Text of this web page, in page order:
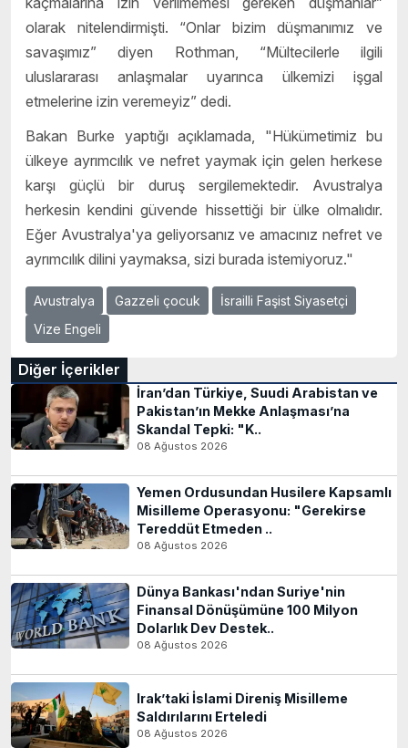
olarak nitelendirmişti. “Onlar bizim düşmanımız ve
savaşımız” diyen Rothman, “Mültecilerle ilgili
uluslararası anlaşmalar uyarınca ülkemizi işgal
etmelerine izin veremeyiz” dedi.
Bakan Burke yaptığı açıklamada, "Hükümetimiz bu
ülkeye ayrımcılık ve nefret yaymak için gelen herkese
karşı güçlü bir duruş sergilemektedir. Avustralya
herkesin kendini güvende hissettiği bir ülke olmalıdır.
Eğer Avustralya'ya geliyorsanız ve amacınız nefret ve
ayrımcılık dilini yaymaksa, sizi burada istemiyoruz."
Avustralya Gazzeli çocuk
İsrailli Faşist Siyasetçi
Vize Engeli
Diğer İçerikler
İran’dan Türkiye, Suudi Arabistan ve
Pakistan’ın Mekke Anlaşması’na
Skandal Tepki: "K..
08 Ağustos 2026
Yemen Ordusundan Husilere Kapsamlı
Misilleme Operasyonu: "Gerekirse
Tereddüt Etmeden ..
08 Ağustos 2026
Dünya Bankası'ndan Suriye'nin
Finansal Dönüşümüne 100 Milyon
Dolarlık Dev Destek..
08 Ağustos 2026
Irak’taki İslami Direniş Misilleme
Saldırılarını Erteledi
08 Ağustos 2026